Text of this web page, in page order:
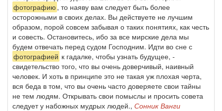
фотографию , то наяву вам следует быть более
осторожными в своих делах. Вы действуете не лучшим
образом, порой совсем забывая о таких понятиях, как честь
и совесть. Остановитесь, ибо за все мирские дела мы
будем отвечать перед судом Господним. Идти во сне с
фотографией к гадалке, чтобы узнать будущее, -
свидетельство того, что вы очень доверчивый, наивный
человек. И хоть в принципе это не такая уж плохая черта,
вся беда в том, что вы очень часто доверяете свои тайны
не тем людям. Открывать свои помыслы и просить совета
следует у набожных мудрых людей., Сонник Ванги